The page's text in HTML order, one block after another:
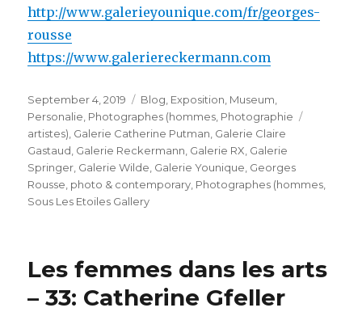
http://www.galerieyounique.com/fr/georges-
rousse
https://www.galeriereckermann.com
Veröffentlicht
am
September 4, 2019 Kategorien
Blog Exposition Museum
Personalie Photographes (hommes Photographie
artistes) Galerie Catherine Putman Galerie Claire
Gastaud Galerie Reckermann Galerie RX Galerie
Springer Galerie Wilde Galerie Younique Georges
Rousse photo & contemporary Photographes (hommes
Sous Les Etoiles Gallery
Les femmes dans les arts
– 33: Catherine Gfeller